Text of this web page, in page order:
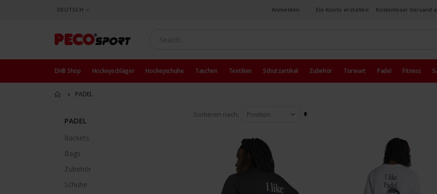
SPRACHE
DEUTSCH Anmelden Ein Konto erstellen Kostenloser Versand
DHB Shop Hockeyschläger Hockeyschuhe Taschen Textilien Schutzartikel Zubehör Torwart Padel Fitness
PADEL
Sortieren nach
PADEL
Rackets
Bags
Zubehör
Schuhe